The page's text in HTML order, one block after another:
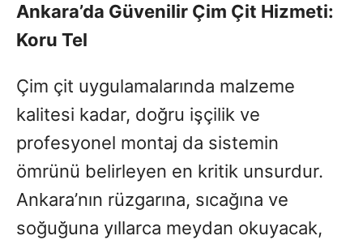
Ankara’da Güvenilir Çim Çit Hizmeti:
Koru Tel
Çim çit uygulamalarında malzeme
kalitesi kadar, doğru işçilik ve
profesyonel montaj da sistemin
ömrünü belirleyen en kritik unsurdur.
Ankara’nın rüzgarına, sıcağına ve
soğuğuna yıllarca meydan okuyacak,